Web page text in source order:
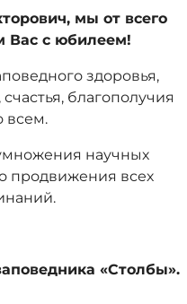
мы от всего
Вас с юбилеем!
здоровья,
благополучия
всем.
научных
продвижения всех
«Столбы».